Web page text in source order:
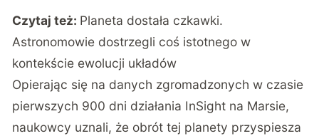
Czytaj też: Planeta dostała czkawki.
Astronomowie dostrzegli coś istotnego w
kontekście ewolucji układów
Opierając się na danych zgromadzonych w czasie
pierwszych 900 dni działania InSight na Marsie,
naukowcy uznali, że obrót tej planety przyspiesza